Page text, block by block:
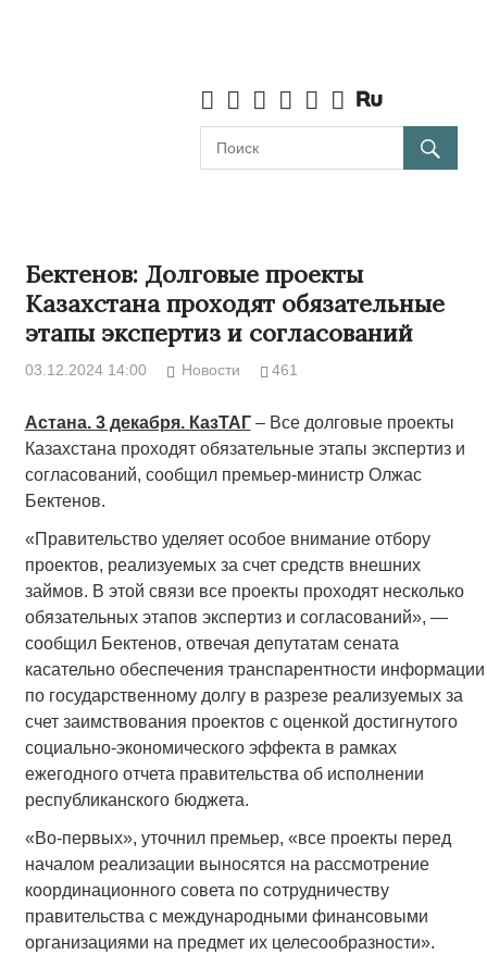
Бектенов: Долговые проекты
Казахстана проходят обязательные
этапы экспертиз и согласований
03.12.2024 14:00 Новости 461
Астана. 3 декабря. КазТАГ– Все долговые проекты
Казахстана проходят обязательные этапы экспертиз и
согласований, сообщил премьер-министр Олжас
Бектенов.
«Правительство уделяет особое внимание отбору
проектов, реализуемых за счет средств внешних
займов. В этой связи все проекты проходят несколько
обязательных этапов экспертиз и согласований», —
сообщил Бектенов, отвечая депутатам сената
касательно обеспечения транспарентности информации
по государственному долгу в разрезе реализуемых за
счет заимствования проектов с оценкой достигнутого
социально-экономического эффекта в рамках
ежегодного отчета правительства об исполнении
республиканского бюджета.
«Во-первых», уточнил премьер, «все проекты перед
началом реализации выносятся на рассмотрение
координационного совета по сотрудничеству
правительства с международными финансовыми
организациями на предмет их целесообразности».